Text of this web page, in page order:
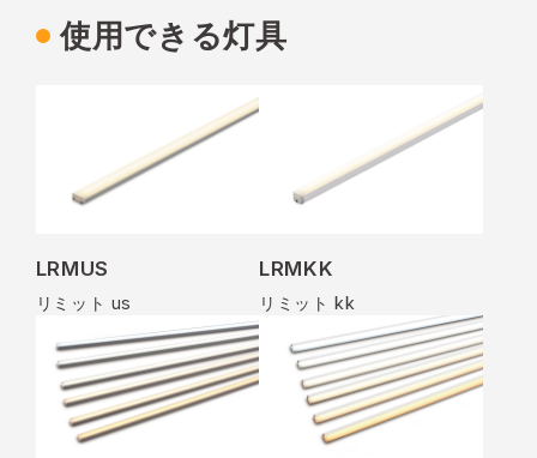
使用できる灯具
LRMUS
リミット us
LRMKK
リミット kk